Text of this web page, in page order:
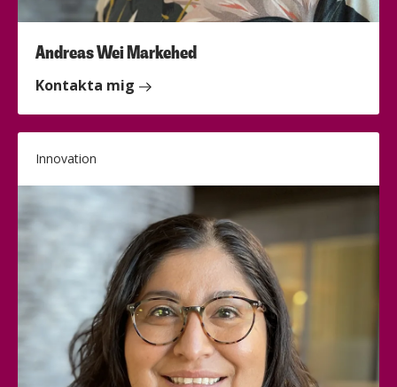
Andreas Wei Markehed
Kontakta mig
Innovation